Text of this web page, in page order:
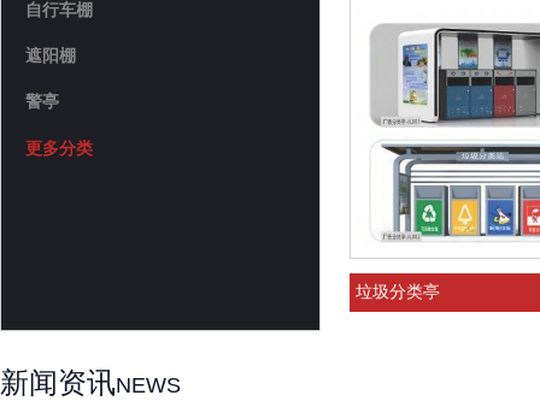
自行车棚
遮阳棚
警亭
更多分类
垃圾分类亭
新闻资讯NEWS